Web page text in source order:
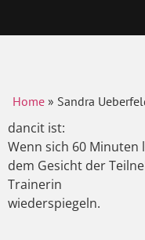
Home » Sandra
dancit ist:
Wenn sich 60 Minuten
dem Gesicht der
Trainerin
wiederspiegeln.